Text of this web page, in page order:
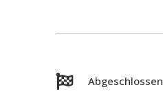
 Abgeschlossen